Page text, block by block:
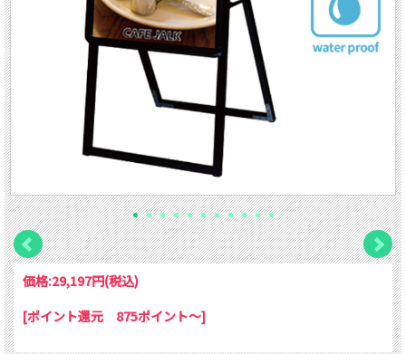
価格:29,197円(税込)
[ポイント還元 875ポイント～]